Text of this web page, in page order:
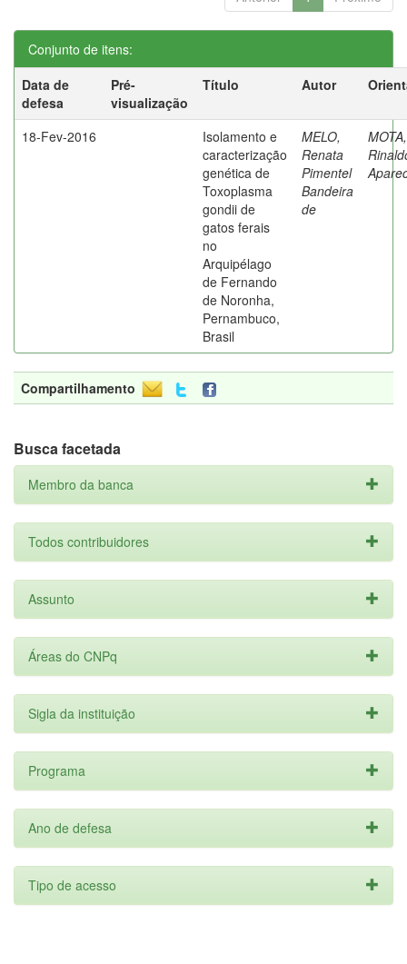
Conjunto de itens:
Data de
defesa
Pré-
visualização
Título Autor
18-Fev-2016
Isolamento e
caracterização
genética de
Toxoplasma
gondii de
gatos ferais
no
Arquipélago
de Fernando
de Noronha,
Pernambuco,
Brasil
MELO,
Renata
Pimentel
Bandeira
de
MOTA,
Compartilhamento
Busca facetada
Membro da banca
Todos contribuidores
Assunto
Áreas do CNPq
Sigla da instituição
Programa
Ano de defesa
Tipo de acesso